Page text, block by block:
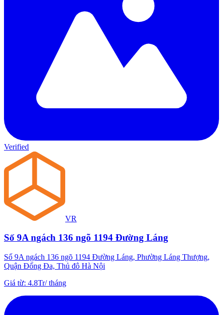
Verified
VR
Số 9A ngách 136 ngõ 1194 Đường Láng
Số 9A ngách 136 ngõ 1194 Đường Láng, Phường Láng Thượng,
Quận Đống Đa, Thủ đô Hà Nội
Giá từ: 4.8Tr/tháng